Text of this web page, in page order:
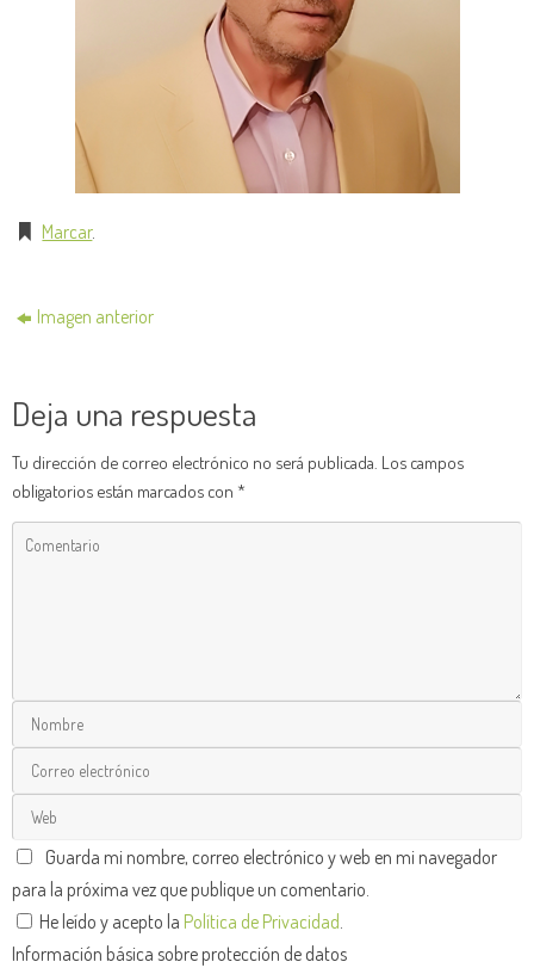
Marcar.
Imagen anterior
Deja una respuesta
Tu dirección de correo electrónico no será publicada. Los campos
obligatorios están marcados con *
Guarda mi nombre, correo electrónico y web en mi navegador
para la próxima vez que publique un comentario.
He leído y acepto la Política de Privacidad.
Información básica sobre protección de datos